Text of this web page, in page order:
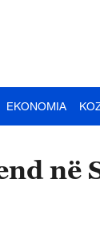
EKONOMIA
në